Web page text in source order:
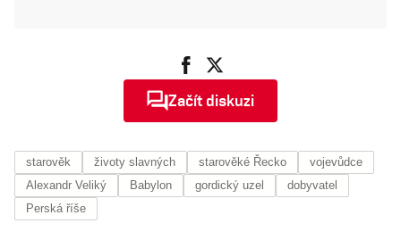
Začít diskuzi
starověk životy slavných starověké Řecko
vojevůdce
Alexandr Veliký
Babylon gordický uzel
dobyvatel
Perská říše